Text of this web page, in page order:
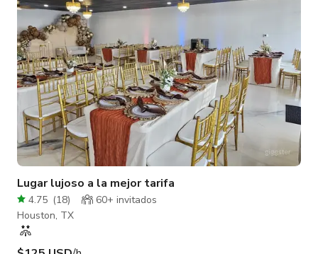
ADICIONAL) - Fondo neg
Lugar lujoso a la mejor tarifa
4.75 (18)
60+ invitados
Houston, TX